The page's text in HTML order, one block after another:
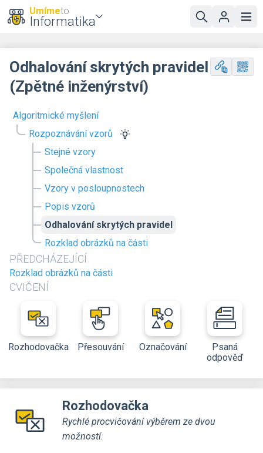
Umímeto
Informatika
Algoritmické myšlení
Rozpoznávání vzorů
Stejné vzory
Společná vlastnost
Vzory v posloupnostech
Popis vzorů
Odhalování skrytých pravidel
Rozklad obrázků na části
PŘEDCHÁZEJÍCÍ
Rozklad obrázků na části
CVIČENÍ
Rozhodovačka Přesouvání Označování
Psaná
odpověď
Odhalování skrytých pravidel
(Zpětné inženýrství)
Rozhodovačka
Rychlé procvičování výběrem ze dvou
možností.